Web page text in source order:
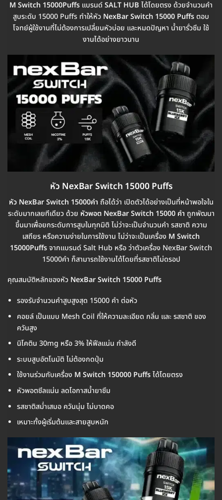
M Switch 15000Puffs แบรนด์SALT HUB ได้โดยตรง ด้วยจำนวนคำ
สูบระดับ 15000 Puffs ทำให้หัว NexBar Switch 15000 Puffs ตอบ
โจทย์ผู้ใช้งานที่ไม่ต้องการเปลี่ยนหัวบ่อย และหมดปัญหา น้ำยารั่วซึม ใช้
งานได้อย่างยาวนาน
หัว NexBar Switch 15000 Puffs
หัว NexBar Switch 15000คำ ถือได้ว่า เปิดตัวได้อย่างเป็นที่หน้าพอใจใน
ระดับมากเลยทีเดียว ด้วย หัวพอต NexBar Switch 15000 คำ ถูกพัฒนา
ขึ้นมาเพื่อยกระดับการสูบในทุกมิติ ไม่ว่าจะเป็นจำนวนคำ รสชาติ ความ
เสถียร หรือความง่ายในการใช้งาน ไม่ว่าจะเป็นเครื่อง M Switch
15000Puffsจากแบรนด์ Salt Hub หรือ ว่าตัวเครื่อง NexBar Switch
15000คำ ก็สามารถใช้งานได้โดยที่รสชาติไม่ดรอป
คุณสมบัติหลักของหัว NexBar Switch 15000 Puffs
รองรับจำนวนคำสูบสูงสุด 15000 คำ ต่อหัว
คอยล์ เป็นแบบ Mesh Coil ที่ให้ความละเอียด กลิ่น และ รสชาติ ของ
ควันสูง
นิโคติน 30mg หรือ 3% ให้ฟีลแน่น กำลังดี
ระบบสูบอัตโนมัติ ไม่ต้องกดปุ่ม
ใช้งานร่วมกับเครื่อง M Switch 150000 Puffsได้โดยตรง
หัวพอตซีลแน่น ลดโอกาสน้ำยาซึม
รสชาติสม่ำเสมอ ควันนุ่ม ไม่บาดคอ
เหมาะทั้งผู้เริ่มต้นและสายสูบหนัก